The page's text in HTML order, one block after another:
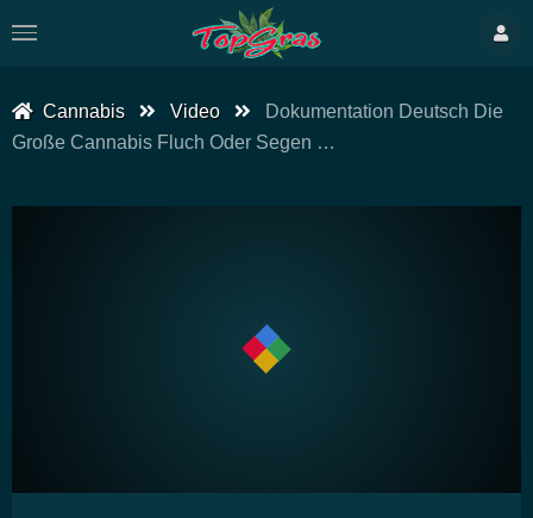
Cannabis Video
Dokumentation Deutsch Die
Große Cannabis Fluch Oder Segen …